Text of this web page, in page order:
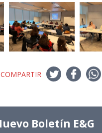
COMPARTIR
Boletín E&G